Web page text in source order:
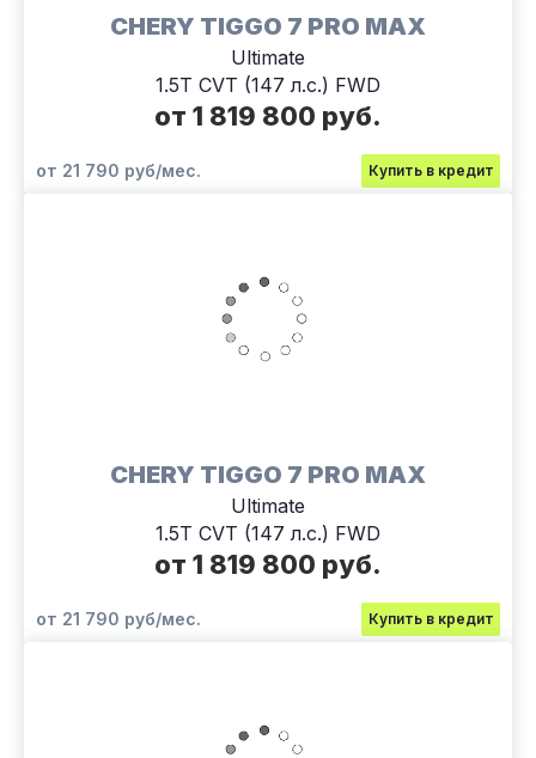
CHERY TIGGO 7 PRO MAX
Ultimate
1.5T CVT (147 л.с.) FWD
от 1 819 800 руб.
от 21 790 руб/мес. Купить в кредит
CHERY TIGGO 7 PRO MAX
Ultimate
1.5T CVT (147 л.с.) FWD
от 1 819 800 руб.
от 21 790 руб/мес. Купить в кредит